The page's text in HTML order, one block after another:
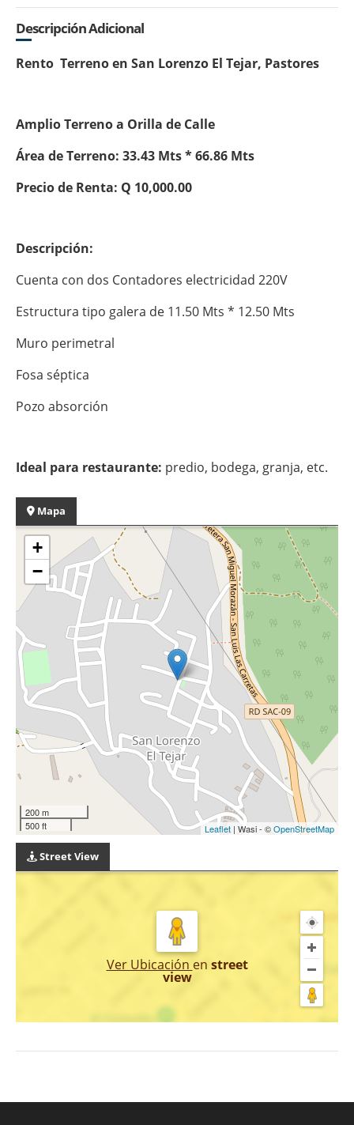
Descripción Adicional
Rento Terreno en San Lorenzo El Tejar, Pastores
Amplio Terreno a Orilla de Calle
Área de Terreno: 33.43 Mts * 66.86 Mts
Precio de Renta: Q 10,000.00
Descripción:
Cuenta con dos Contadores electricidad 220V
Estructura tipo galera de 11.50 Mts * 12.50 Mts
Muro perimetral
Fosa séptica
Pozo absorción
Ideal para restaurante: predio, bodega, granja, etc.
Mapa
+
−
200 m
500 ft
Leaflet | Wasi - ©OpenStreetMap
Street View
Ver Ubicación en street
view